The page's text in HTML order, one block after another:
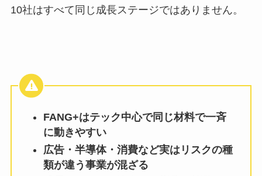
10社はすべて同じ成長ステージではありません。
FANG+はテック中心で同じ材料で一斉
に動きやすい
広告・半導体・消費など実はリスクの種
類が違う事業が混ざる